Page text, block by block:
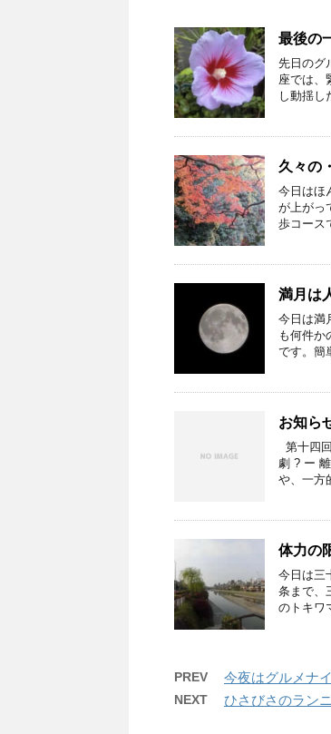
最後の
先日のグ
座では、
し動揺し
久々の
今日はほ
が上がっ
歩コース
満月は
今日は満
も何件か
です。簡
お知ら
第十四
劇 ? ー
や、一方
体力の
今日は三
条まで、
のトキワ
PREV 今夜はグルメナ
NEXT ひさびさのラン